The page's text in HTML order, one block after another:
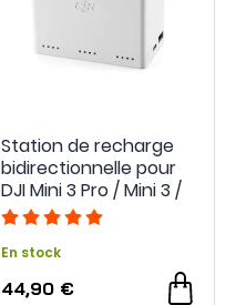
Station de recharge
bidirectionnelle pour
DJI Mini 3 Pro / Mini 3 /
Mini 4 Pro
En stock
44,90 €